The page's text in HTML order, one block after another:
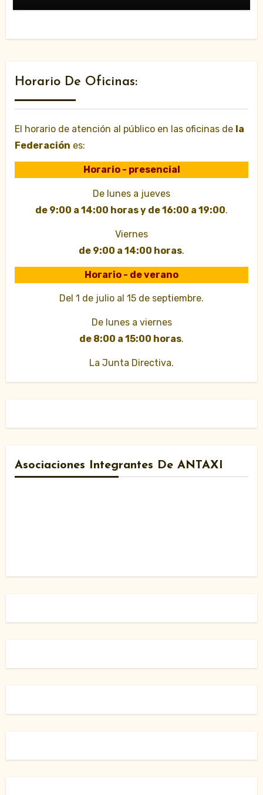
Horario De Oficinas:
El horario de atención al público en las oficinas de la
Federación es:
Horario - presencial
De lunes a jueves
de 9:00 a 14:00 horas y de 16:00 a 19:00.
Viernes
de 9:00 a 14:00 horas.
Horario - de verano
Del 1 de julio al 15 de septiembre.
De lunes a viernes
de 8:00 a 15:00 horas.
La Junta Directiva.
Asociaciones Integrantes De ANTAXI